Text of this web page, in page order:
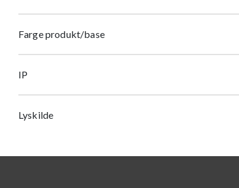
Farge produkt/base
IP
Lyskilde